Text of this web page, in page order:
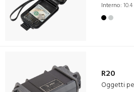
Interno:
R20
Oggetti